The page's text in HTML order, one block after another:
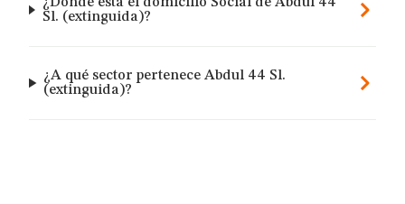
Sl. (extinguida)?
¿A qué sector pertenece Abdul 44 Sl.
(extinguida)?